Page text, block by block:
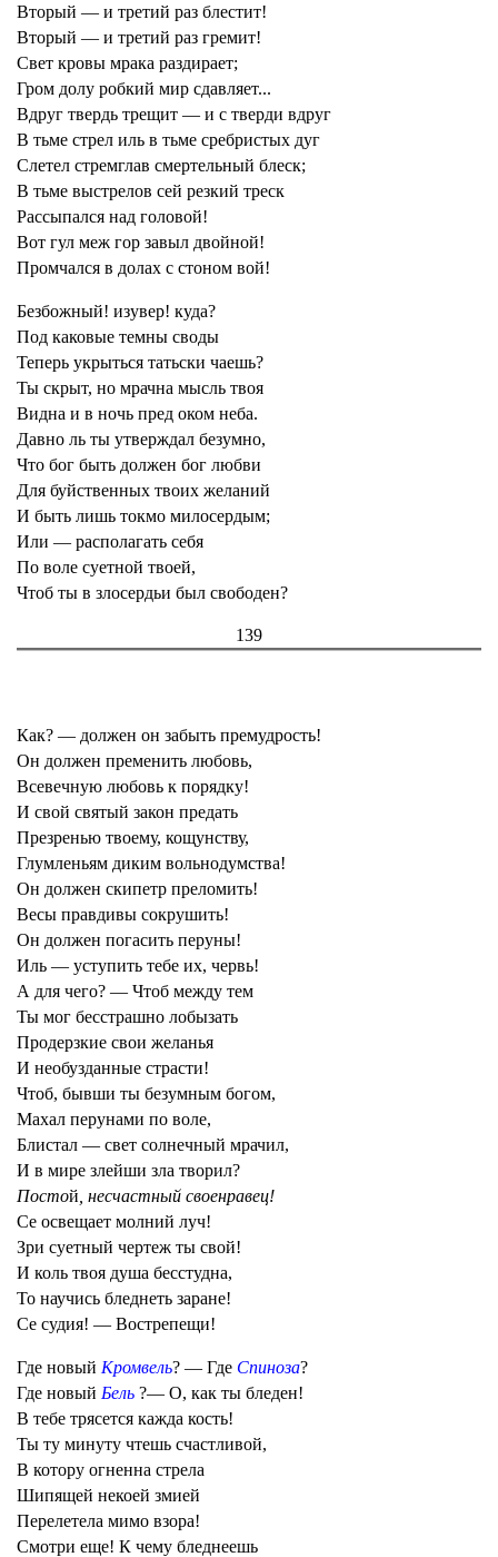
Вторый — и третий раз блестит!
Вторый — и третий раз гремит!
Свет кровы мрака раздирает;
Гром долу робкий мир сдавляет...
Вдруг твердь трещит — и с тверди вдруг
В тьме стрел иль в тьме сребристых дуг
Слетел стремглав смертельный блеск;
В тьме выстрелов сей резкий треск
Рассыпался над головой!
Вот гул меж гор завыл двойной!
Промчался в долах с стоном вой!
Безбожный! изувер! куда?
Под каковые темны своды
Теперь укрыться татьски чаешь?
Ты скрыт, но мрачна мысль твоя
Видна и в ночь пред оком неба.
Давно ль ты утверждал безумно,
Что бог быть должен бог любви
Для буйственных твоих желаний
И быть лишь токмо милосердым;
Или — располагать себя
По воле суетной твоей,
Чтоб ты в злосердьи был свободен?
139
Как? — должен он забыть премудрость!
Он должен пременить любовь,
Всевечную любовь к порядку!
И свой святый закон предать
Презренью твоему, кощунству,
Глумленьям диким вольнодумства!
Он должен скипетр преломить!
Весы правдивы сокрушить!
Он должен погасить перуны!
Иль — уступить тебе их, червь!
А для чего? — Чтоб между тем
Ты мог бесстрашно лобызать
Продерзкие свои желанья
И необузданные страсти!
Чтоб, бывши ты безумным богом,
Махал перунами по воле,
Блистал — свет солнечный мрачил,
И в мире злейши зла творил?
Постой , несчастный своенравец!
Се освещает молний луч!
Зри суетный чертеж ты свой!
И коль твоя душа бесстудна,
То научись бледнеть заране!
Се судия! — Вострепещи!
Где новый Кромвель? — Где Спиноза?
Где новый Бель ?— О, как ты бледен!
В тебе трясется кажда кость!
Ты ту минуту чтешь счастливой,
В котору огненна стрела
Шипящей некоей змией
Перелетела мимо взора!
Смотри еще! К чему бледнеешь